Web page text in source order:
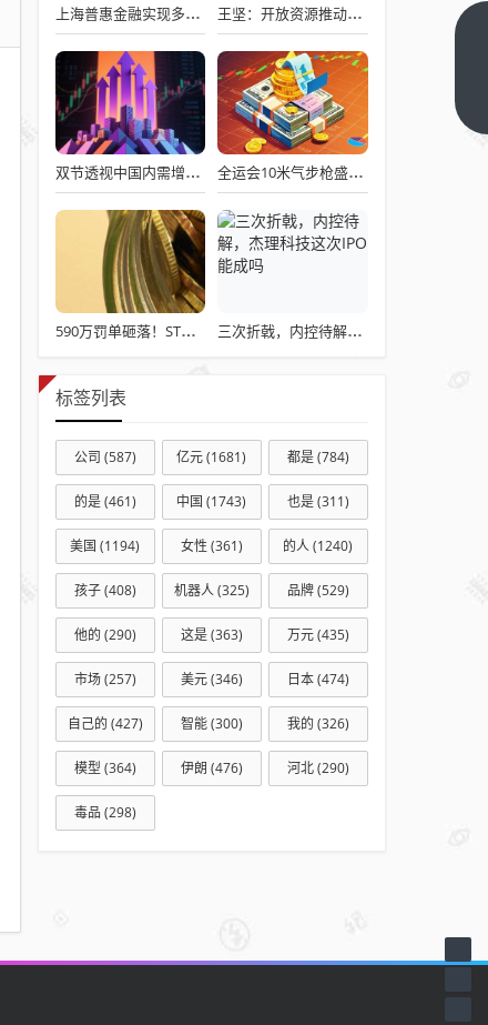
上海普惠金融实现多点突破 王坚：开放资源推动AI行业进步 将AI送入太空助人类走出地球
双节透视中国内需增长密码 全运会10米气步枪盛李豪夺冠：254.6环创赛会纪录 距世界纪录仅差0.4环
590万罚单砸落！ST应急财报造假细节曝光，董事长领衔三高管集体折戟 三次折戟，内控待解，杰理科技这次IPO能成吗
标签列表
公司 (587) 亿元(1681) 都是(784)
的是(461) 中国 (1743) 也是(311)
美国 (1194) 女性 (361) 的人(1240)
孩子(408) 机器人(325) 品牌(529)
他的 (290) 这是(363) 万元(435)
市场(257) 美元(346) 日本(474)
自己的 (427) 智能(300) 我的 (326)
模型 (364) 伊朗 (476) 河北(290)
毒品 (298)